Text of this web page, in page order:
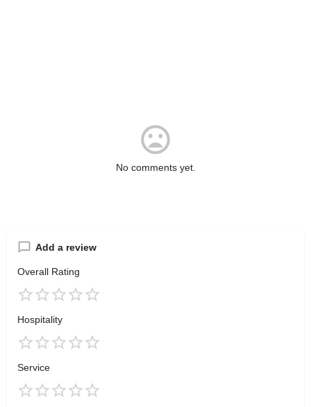
No comments yet.
Add a review
Overall Rating
Hospitality
Service